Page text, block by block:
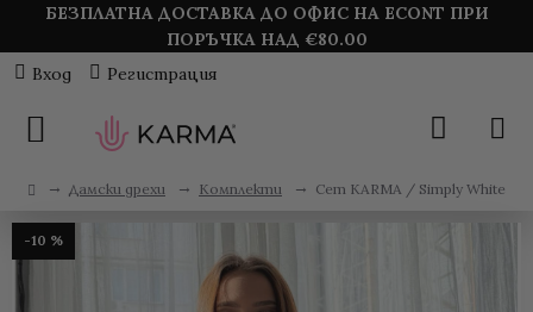
БЕЗПЛАТНА ДОСТАВКА ДО ОФИС НА ECONT ПРИ
ПОРЪЧКА НАД €80.00
Вход
Регистрация
Дамски дрехи Комплекти Сет KARMA / Simply White
-10 %